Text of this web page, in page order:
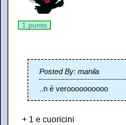
1 punto
Posted By: manila
..n è veroooooooooo
+ 1 e cuoricini